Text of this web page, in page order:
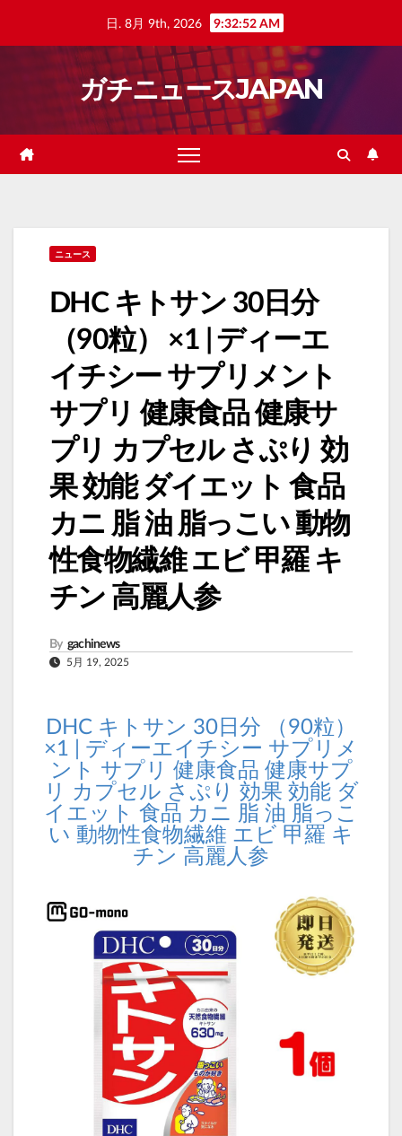
日. 8月 9th, 2026 9:32:53 AM
ガチニュースJAPAN
ニュース
DHC キトサン 30日分
（90粒） ×1 | ディーエ
イチシー サプリメント
サプリ 健康食品 健康サ
プリ カプセル さぷり 効
果 効能 ダイエット 食品
カニ 脂 油 脂っこい 動物
性食物繊維 エビ 甲羅 キ
チン 高麗人参
By gachinews
5月 19, 2025
DHC キトサン 30日分 （90粒）
×1 | ディーエイチシー サプリメ
ント サプリ 健康食品 健康サプ
リ カプセル さぷり 効果 効能 ダ
イエット 食品 カニ 脂 油 脂っこ
い 動物性食物繊維 エビ 甲羅 キ
チン 高麗人参